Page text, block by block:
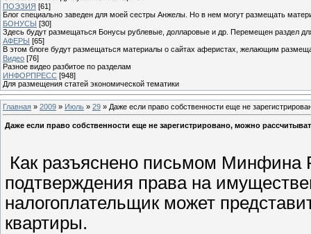
ПОЭЗИЯ [61]
Блог специально заведен для моей сестры Анжелы. Но в нем могут размещать
БОНУСЫ [30]
Здесь будут размещаться Бонусы рублевые, долларовые и др. Перемещен раздел
АФЕРЫ [65]
В этом блоге будут размещаться материалы о сайтах аферистах, желающим
Видео [76]
Разное видео разбитое по разделам
ИНФОРПРЕСС [948]
Для размещения статей экономической тематики
Главная » 2009 » Июль » 29 » Даже если право собственности еще не
Даже если право собственности еще не зарегистрировано, можно
Как разъяснено письмом Минфина
подтверждения права на
налогоплательщик может
квартиры.